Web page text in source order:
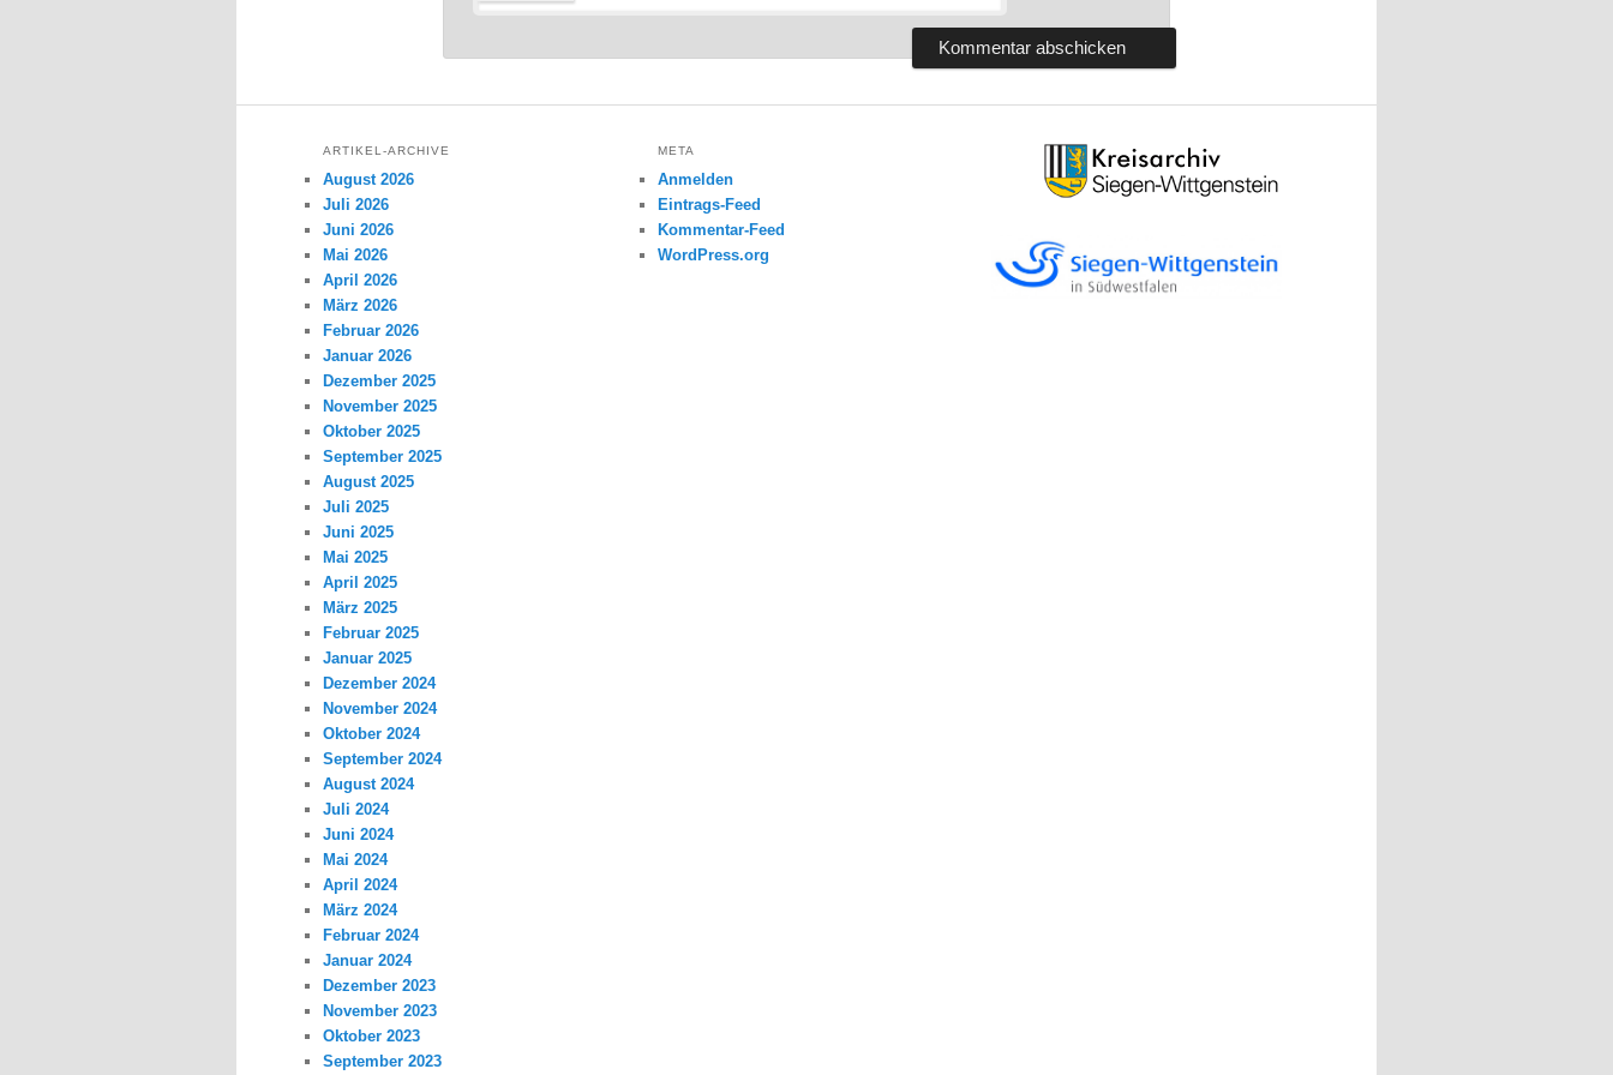
ARTIKEL-ARCHIVE
August 2026
Juli 2026
Juni 2026
Mai 2026
April 2026
März 2026
Februar 2026
Januar 2026
Dezember 2025
November 2025
Oktober 2025
September 2025
August 2025
Juli 2025
Juni 2025
Mai 2025
April 2025
März 2025
Februar 2025
Januar 2025
Dezember 2024
November 2024
Oktober 2024
September 2024
August 2024
Juli 2024
Juni 2024
Mai 2024
April 2024
März 2024
Februar 2024
Januar 2024
Dezember 2023
November 2023
Oktober 2023
September 2023
META
Anmelden
Eintrags-Feed
Kommentar-Feed
WordPress.org